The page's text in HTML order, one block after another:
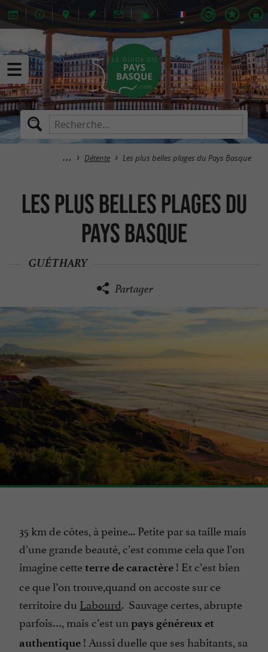
Détente Les plus belles plages du Pays Basque
Les plus belles plages du
Pays Basque
GUÉTHARY
Partager
35 km de côtes, à peine... Petite par sa taille mais
d’une grande beauté, c’est comme cela que l’on
imagine cetteterre de caractère ! Et c’est bien
ce que l’on trouve,quand on accoste sur ce
territoire du Labourd. Sauvage certes, abrupte
parfois…, mais c’est un pays généreux et
authentique ! Aussi duelle que ses habitants, sa